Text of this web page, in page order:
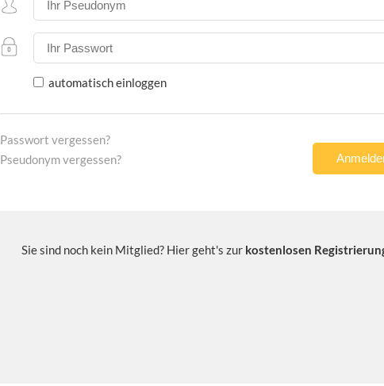
automatisch einloggen
Passwort vergessen?
Pseudonym vergessen?
Sie sind noch kein Mitglied? Hier geht's zur kostenlosen